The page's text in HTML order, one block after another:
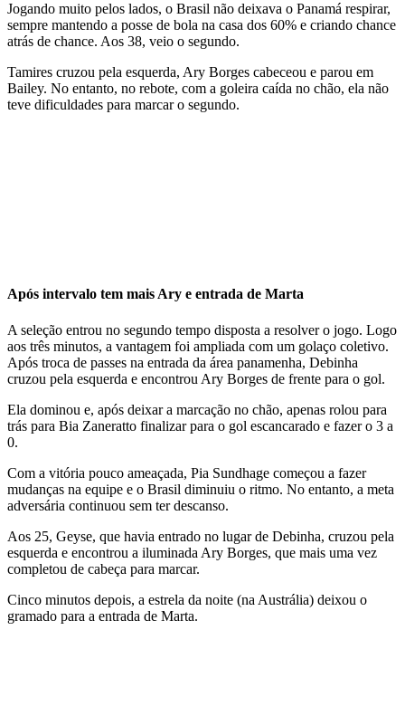
Jogando muito pelos lados, o Brasil não deixava o Panamá respirar,
sempre mantendo a posse de bola na casa dos 60% e criando chance
atrás de chance. Aos 38, veio o segundo.
Tamires cruzou pela esquerda, Ary Borges cabeceou e parou em
Bailey. No entanto, no rebote, com a goleira caída no chão, ela não
teve dificuldades para marcar o segundo.
Após intervalo tem mais Ary e entrada de Marta
A seleção entrou no segundo tempo disposta a resolver o jogo. Logo
aos três minutos, a vantagem foi ampliada com um golaço coletivo.
Após troca de passes na entrada da área panamenha, Debinha
cruzou pela esquerda e encontrou Ary Borges de frente para o gol.
Ela dominou e, após deixar a marcação no chão, apenas rolou para
trás para Bia Zaneratto finalizar para o gol escancarado e fazer o 3 a
0.
Com a vitória pouco ameaçada, Pia Sundhage começou a fazer
mudanças na equipe e o Brasil diminuiu o ritmo. No entanto, a meta
adversária continuou sem ter descanso.
Aos 25, Geyse, que havia entrado no lugar de Debinha, cruzou pela
esquerda e encontrou a iluminada Ary Borges, que mais uma vez
completou de cabeça para marcar.
Cinco minutos depois, a estrela da noite (na Austrália) deixou o
gramado para a entrada de Marta.